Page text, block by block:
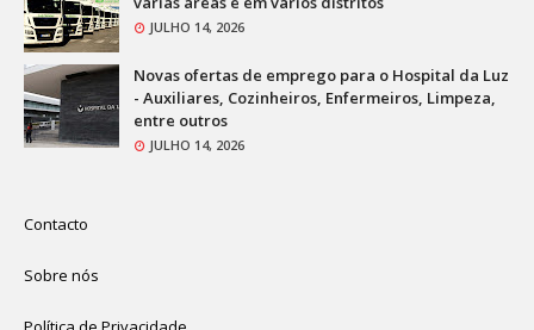
JULHO 14, 2026
Novas ofertas de emprego para o Hospital da Luz
- Auxiliares, Cozinheiros, Enfermeiros, Limpeza,
entre outros
JULHO 14, 2026
Contacto
Sobre nós